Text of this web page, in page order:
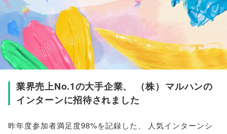
業界売上No.1の大手企業、 （株） マルハンの
インターンに招待されました
昨年度参加者満足度98%を記録した
人気インターンシ